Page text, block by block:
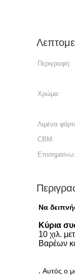
Περιγραφή:
Χρώμα:
Λιμένα
CBM:
Επισημαίνω:
Να
Κύρια
10 χιλ.
Βαρέων
. Αυτός ο